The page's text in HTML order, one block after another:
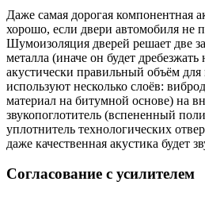
Даже самая дорогая компонентная
хорошо, если двери автомобиля не
Шумоизоляция дверей решает две
металла (иначе он будет дребезжать
акустически правильный объём
используют несколько слоёв:
материал на битумной основе) на
звукопоглотитель (вспененный
уплотнитель технологических
даже качественная акустика будет
Согласование с усилителем